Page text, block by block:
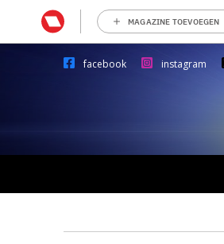
MAGAZINE TOEVOEGEN
facebook instagram